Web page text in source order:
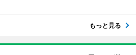
もっと見る